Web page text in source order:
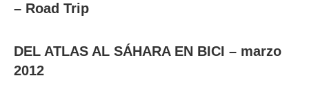
– Road Trip
DEL ATLAS AL SÁHARA EN BICI – marzo
2012